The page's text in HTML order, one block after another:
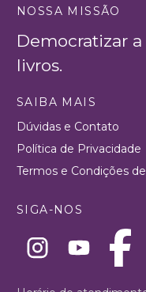
NOSSA MISSÃO
Democratizar
livros.
SAIBA MAIS
Dúvidas e Contato
Política de Privacidade
Termos e Condições
SIGA-NOS